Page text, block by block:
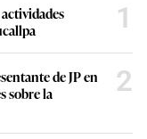
1
de JP en
sobre la
2